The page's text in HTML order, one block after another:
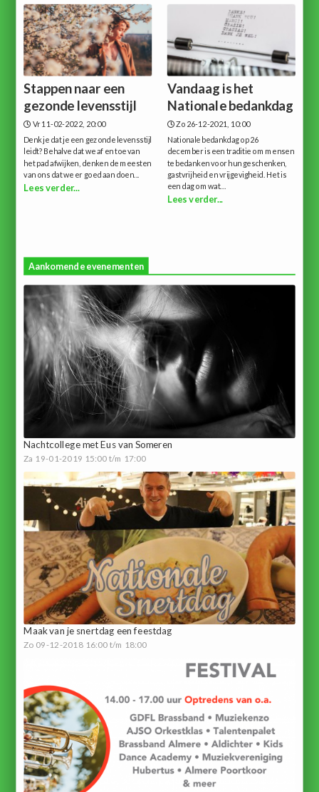
Stappen naar een
gezonde levensstijl
Vr 11-02-2022, 20:00
Denk je dat je een gezonde levensstijl
leidt? Behalve dat we af en toe van
het pad afwijken, denken de meesten
van ons dat we er goed aan doen...
Lees verder...
Vandaag is het
Nationale bedankdag
Zo 26-12-2021, 10:00
Nationale bedankdag op 26
december is een traditie om mensen
te bedanken voor hun geschenken,
gastvrijheid en vrijgevigheid. Het is
een dag om wat...
Lees verder...
Aankomende evenementen
Nachtcollege met Eus van Someren
Za 19-01-2019 15:00 t/m 17:00
Maak van je snertdag een feestdag
Zo 09-12-2018 16:00 t/m 18:00